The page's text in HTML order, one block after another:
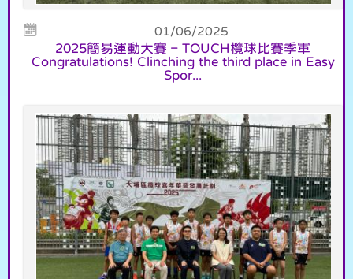
01/06/2025
2025簡易運動大賽 – TOUCH欖球比賽季軍
Congratulations! Clinching the third place in Easy
Spor...